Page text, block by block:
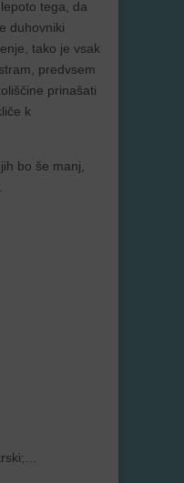
tega, da
duhovniki
tako je vsak
predvsem
prinašati
k
bo še manj,